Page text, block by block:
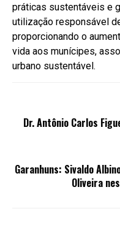
práticas sustentáveis e
utilização responsável
proporcionando o
vida aos munícipes,
urbano sustentável.
Dr. Antônio Carlos
Garanhuns: Sivaldo
Oliveira